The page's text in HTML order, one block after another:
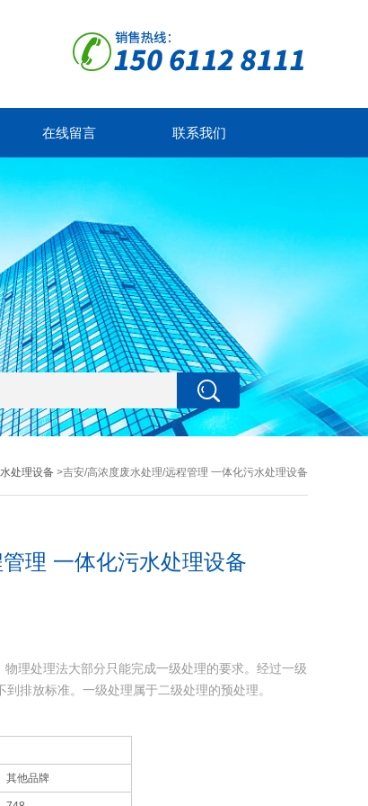
在线留言 联系我们
处理设备>吉安/高浓度废水处理/远程管理 一体化污水处理设备
理 一体化污水处理设备
理处理法大部分只能完成一级处理的要求。经过一级
排放标准。一级处理属于二级处理的预处理。
质(BOD，COD物质)，去除率可达90%以上，使有
其他品牌